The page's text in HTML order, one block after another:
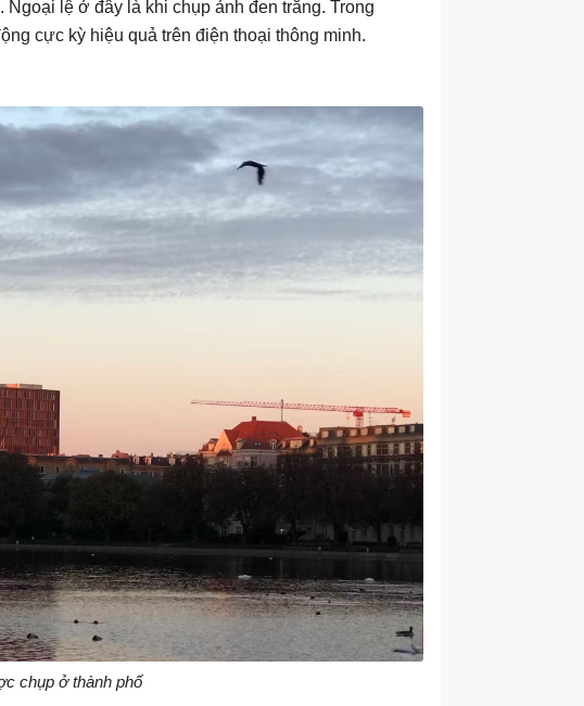
lệ ở đây là khi chụp ảnh đen trắng. Trong
cực kỳ hiệu quả trên điện thoại thông minh.
chụp ở thành phố